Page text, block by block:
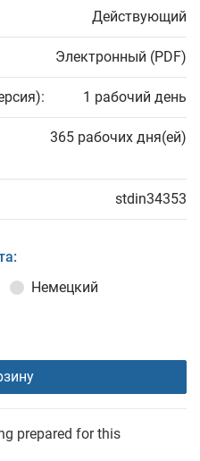
Действующий
Электронный (PDF)
1 рабочий день
365 рабочих дня(ей)
stdin34353
Немецкий
prepared for this